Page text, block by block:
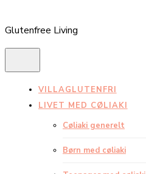
Glutenfree Living
VILLAGLUTENFRI
LIVET MED CØLIAKI
Cøliaki generelt
Børn med cøliaki